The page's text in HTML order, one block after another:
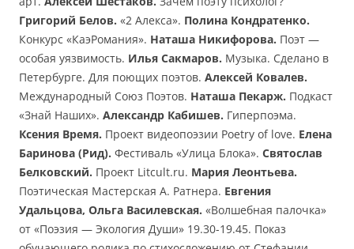
Григорий Белов. «2 Алекса». Полина Кондратенко.
Конкурс «КаэРомания». Наташа Никифорова. Поэт —
особая уязвимость. Илья Сакмаров. Музыка. Сделано в
Петербурге. Для поющих поэтов. Алексей Ковалев.
Международный Союз Поэтов. Наташа Пекарж. Подкаст
«Знай Наших». Александр Кабишев. Гиперпоэма.
Ксения Время. Проект видеопоэзии Poetry of love. Елена
Баринова (Рид). Фестиваль «Улица Блока». Святослав
Белковский. Проект Litcult.ru. Мария Леонтьева.
Поэтическая Мастерская А. Ратнера. Евгения
Удальцова, Ольга Василевская. «Волшебная палочка»
от «Поэзия — Экология Души» 19.30-19.45. Показ